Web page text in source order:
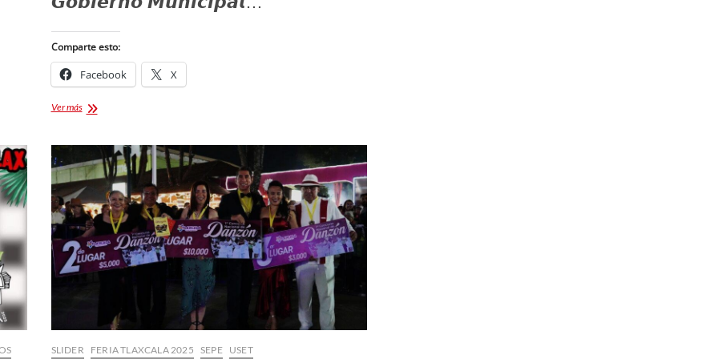
Comparte esto:
Facebook X
Ver más𝗘𝗟
𝗧𝗘𝗣𝗘𝗬𝗔𝗡𝗖𝗢
𝗜𝗡𝗩𝗜𝗧𝗢́
𝗔
𝗟𝗔
𝗙𝗘𝗦𝗧𝗜𝗩𝗜𝗗𝗔𝗗
𝗗𝗘𝗟
«𝗗𝗜́𝗔
𝗗𝗘
𝗟𝗔𝗦
SLIDER FERIA TLAXCALA 2025 SEPE USET